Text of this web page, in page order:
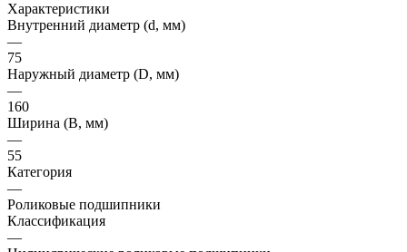
Характеристики
Внутренний диаметр (d, мм)
—
75
Наружный диаметр (D, мм)
—
160
Ширина (B, мм)
—
55
Категория
—
Роликовые подшипники
Классификация
—